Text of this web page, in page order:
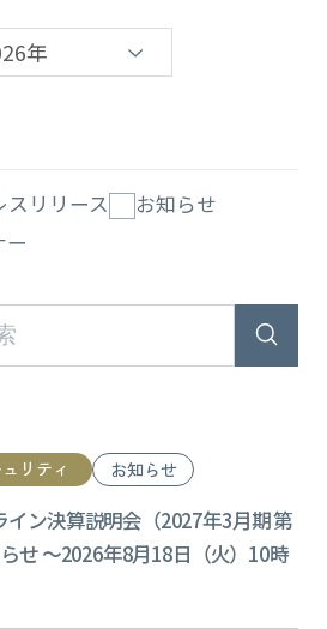
年
スリリース
お知らせ
ー
リティ お知らせ
ン決算説明会（2027年3月期 第
せ ～2026年8月18日（火）10時